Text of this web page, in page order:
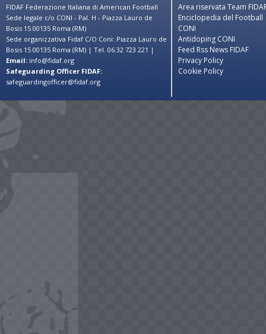
FIDAF Federazione Italiana di American Football
Sede legale c/o CONI - Pal. H - Piazza Lauro de
Bosis 15 00135 Roma (RM)
Sede organizzativa Fidaf C/O Coni: Piazza Lauro de
Bosis 15 00135 Roma (RM) | Tel. 06.32 723 221 |
Email: info@fidaf.org
Safeguarding Officer FIDAF:
safeguardingofficer@fidaf.org
Area riservata Team
Enciclopedia del Football
CONI
Antidoping CONI
Feed Rss News FIDAF
Privacy Policy
Cookie Policy